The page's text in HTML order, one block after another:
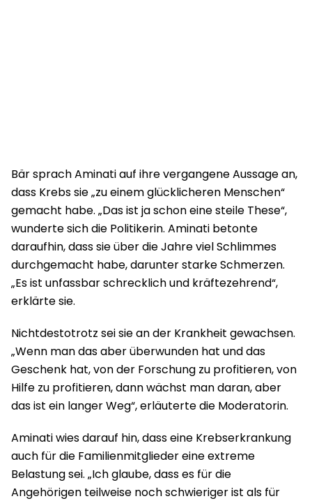
Bär sprach Aminati auf ihre vergangene Aussage an,
dass Krebs sie „zu einem glücklicheren Menschen“
gemacht habe. „Das ist ja schon eine steile These“,
wunderte sich die Politikerin. Aminati betonte
daraufhin, dass sie über die Jahre viel Schlimmes
durchgemacht habe, darunter starke Schmerzen.
„Es ist unfassbar schrecklich und kräftezehrend“,
erklärte sie.
Nichtdestotrotz sei sie an der Krankheit gewachsen.
„Wenn man das aber überwunden hat und das
Geschenk hat, von der Forschung zu profitieren, von
Hilfe zu profitieren, dann wächst man daran, aber
das ist ein langer Weg“, erläuterte die Moderatorin.
Aminati wies darauf hin, dass eine Krebserkrankung
auch für die Familienmitglieder eine extreme
Belastung sei. „Ich glaube, dass es für die
Angehörigen teilweise noch schwieriger ist als für